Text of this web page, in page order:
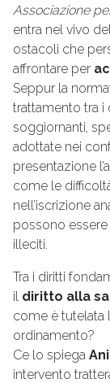
Associazione
entra nel vivo
ostacoli che
affrontare per
Seppur la
trattamento tra i
soggiornanti,
adottate nei
presentazione
come le
nell’iscrizione
possono
illeciti.
Tra i diritti
il diritto alla
come è tutelata
ordinamento?
Ce lo spiega
intervento